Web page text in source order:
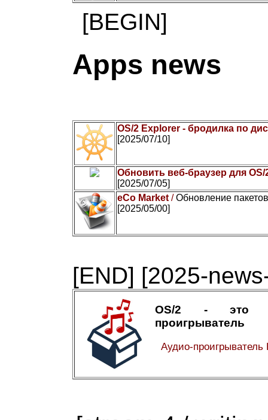
[BEGIN]
Apps news
OS/2 Explorer - бродилка по
[2025/07/10]
Обновить веб-браузер для OS/
[2025/07/05]
eCo Market /Обновление
[2025/05/00]
[END] [2025-
OS/2 - это
проигрыватель
Аудио-проигрыватель